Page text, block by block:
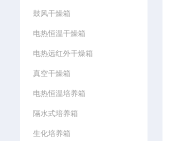
鼓风干燥箱
电热恒温干燥箱
电热远红外干燥箱
真空干燥箱
电热恒温培养箱
隔水式培养箱
生化培养箱